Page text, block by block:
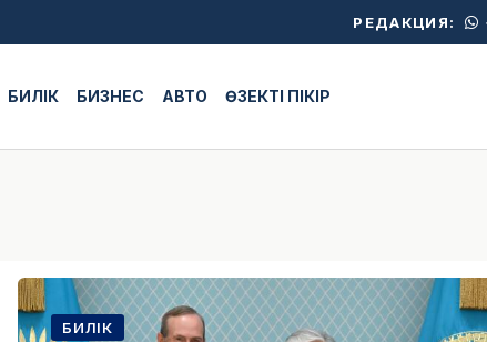
РЕДАКЦИЯ:
БИЛІК БИЗНЕС АВТО ӨЗЕКТІ ПІКІР
БИЛІК